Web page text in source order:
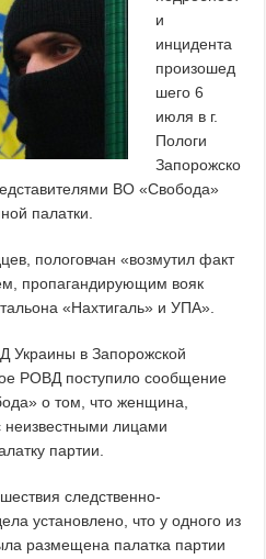
и
инцидента
произошед
шего 6
июля в г.
Пологи
Запорожско
ВО «Свобода»
палатки.
пологовчан «возмутил факт
пропагандирующим вояк
«Нахтигаль» и УПА».
в Запорожской
РОВД поступило сообщение
о том, что женщина,
неизвестными лицами
партии.
следственно-
установлено, что у одного из
размещена палатка партии